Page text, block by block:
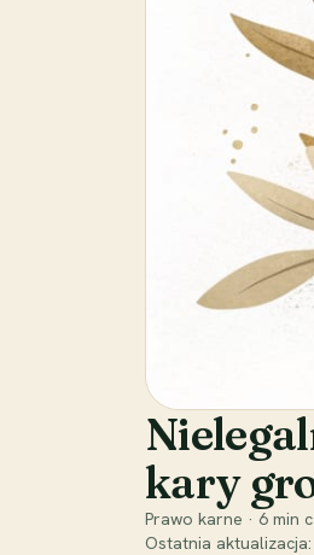
kary
Prawo karne · 6 min
Ostatnia aktualizacja: